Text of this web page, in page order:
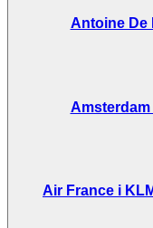
Antoine De
Air France i